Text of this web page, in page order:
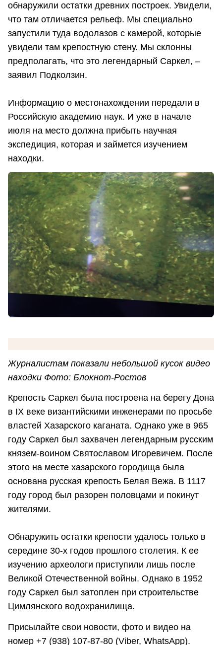
обнаружили остатки древних построек. Увидели,
что там отличается рельеф. Мы специально
запустили туда водолазов с камерой, которые
увидели там крепостную стену. Мы склонны
предполагать, что это легендарный Саркел, –
заявил Подколзин.
Информацию о местонахождении передали в
Российскую академию наук. И уже в начале
июля на место должна прибыть научная
экспедиция, которая и займется изучением
находки.
Журналистам показали небольшой кусок видео
находки Фото: Блокнот-Ростов
Крепость Саркел была построена на берегу Дона
в IX веке византийскими инженерами по просьбе
властей Хазарского каганата. Однако уже в 965
году Саркел был захвачен легендарным русским
князем-воином Святославом Игоревичем. После
этого на месте хазарского городища была
основана русская крепость Белая Вежа. В 1117
году город был разорен половцами и покинут
жителями.
Обнаружить остатки крепости удалось только в
середине 30-х годов прошлого столетия. К ее
изучению археологи приступили лишь после
Великой Отечественной войны. Однако в 1952
году Саркел был затоплен при строительстве
Цимлянского водохранилища.
Присылайте свои новости, фото и видео на
номер +7 (938) 107-87-80 (Viber, WhatsApp).